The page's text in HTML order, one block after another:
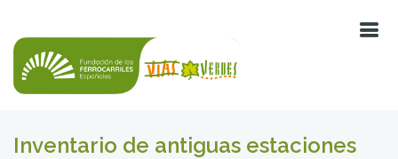
Inventario de antiguas estaciones